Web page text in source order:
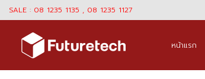
Skip
to
content
SALE : 08 1235 1135 , 08 1235 1127
หน้าแรก